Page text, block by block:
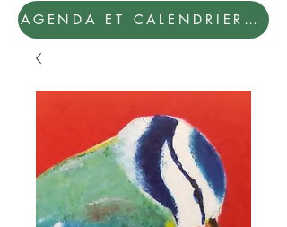
AGENDA ET CALENDRIER 2027: PAR ICI !